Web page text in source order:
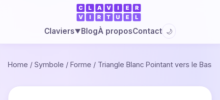
Claviers▼BlogÀ proposContact 🌙
Home / Symbole / Forme / Triangle Blanc Pointant vers le Bas